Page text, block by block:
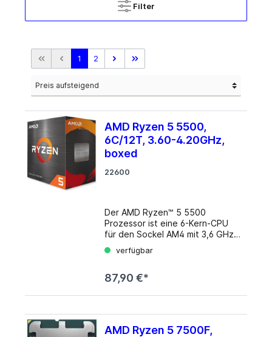
Filter
1 2
AMD Ryzen 5 5500,
6C/12T, 3.60-4.20GHz,
boxed
22600
Der AMD Ryzen™ 5 5500
Prozessor ist eine 6-Kern-CPU
für den Sockel AM4 mit 3,6 GHz
Taktfrequenz und 16 MB L3-
Cache. Der AMD Ryzen™ 5 5500
Leistungstaktrate von 4,2 GHz
Kühler ausgeliefert, der
verfügbar
87,90 €*
AMD Ryzen 5 7500F,